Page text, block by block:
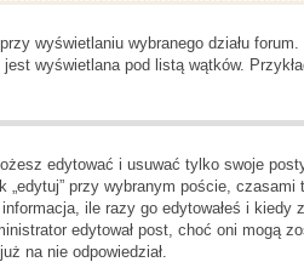
wyświetlaniu wybranego działu
wyświetlana pod listą wątków.
edytować i usuwać tylko swoje
przy wybranym poście,
ile razy go edytowałeś i
edytował post, choć oni mogą
na nie odpowiedział.